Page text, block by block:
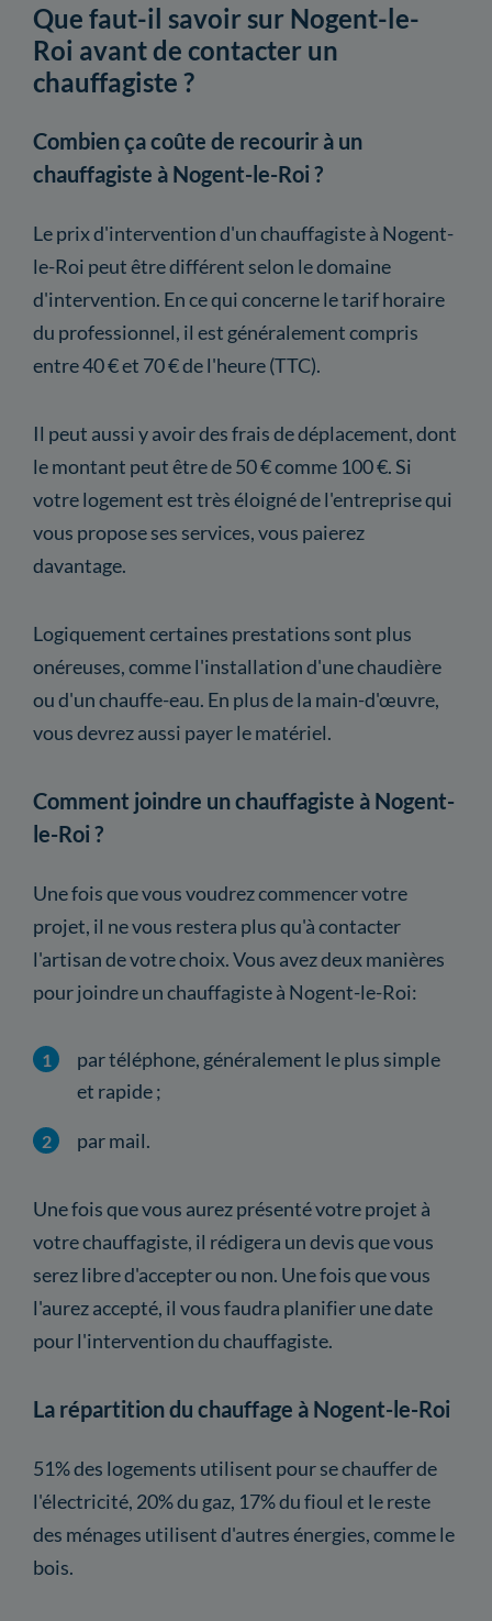
Que faut-il savoir sur Nogent-le-
Roi avant de contacter un
chauffagiste ?
Combien ça coûte de recourir à un
chauffagiste à Nogent-le-Roi ?
Le prix d'intervention d'un chauffagiste à Nogent-
le-Roi peut être différent selon le domaine
d'intervention. En ce qui concerne le tarif horaire
du professionnel, il est généralement compris
entre 40 € et 70 € de l'heure (TTC).
Il peut aussi y avoir des frais de déplacement, dont
le montant peut être de 50 € comme 100 €. Si
votre logement est très éloigné de l'entreprise qui
vous propose ses services, vous paierez
davantage.
Logiquement certaines prestations sont plus
onéreuses, comme l'installation d'une chaudière
ou d'un chauffe-eau. En plus de la main-d'œuvre,
vous devrez aussi payer le matériel.
Comment joindre un chauffagiste à Nogent-
le-Roi ?
Une fois que vous voudrez commencer votre
projet, il ne vous restera plus qu'à contacter
l'artisan de votre choix. Vous avez deux manières
pour joindre un chauffagiste à Nogent-le-Roi:
par téléphone, généralement le plus simple
et rapide ;
par mail.
Une fois que vous aurez présenté votre projet à
votre chauffagiste, il rédigera un devis que vous
serez libre d'accepter ou non. Une fois que vous
l'aurez accepté, il vous faudra planifier une date
pour l'intervention du chauffagiste.
La répartition du chauffage à Nogent-le-Roi
51% des logements utilisent pour se chauffer de
l'électricité, 20% du gaz, 17% du fioul et le reste
des ménages utilisent d'autres énergies, comme le
bois.